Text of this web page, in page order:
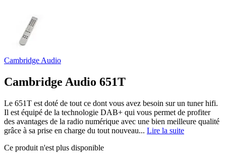
Cambridge Audio
Cambridge Audio 651T
Le 651T est doté de tout ce dont vous avez besoin sur un tuner hifi.
Il est équipé de la technologie DAB+ qui vous permet de profiter
des avantages de la radio numérique avec une bien meilleure qualité
grâce à sa prise en charge du tout nouveau... Lire la suite
Ce produit n'est plus disponible